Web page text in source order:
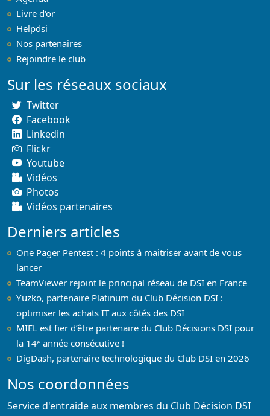
Livre d'or
Helpdsi
Nos partenaires
Rejoindre le club
Sur les réseaux sociaux
Twitter
Facebook
Linkedin
Flickr
Youtube
Vidéos
Photos
Vidéos partenaires
Derniers articles
One Pager Pentest : 4 points à maitriser avant de vous
lancer
TeamViewer rejoint le principal réseau de DSI en France
Yuzko, partenaire Platinum du Club Décision DSI :
optimiser les achats IT aux côtés des DSI
MIEL est fier d’être partenaire du Club Décisions DSI pour
la 14ᵉ année consécutive !
DigDash, partenaire technologique du Club DSI en 2026
Nos coordonnées
Service d'entraide aux membres du Club Décision DSI